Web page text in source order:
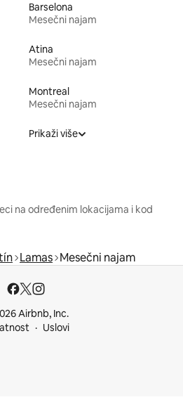
Barselona
Mesečni najam
Atina
Mesečni najam
Montreal
Mesečni najam
Prikaži više
na određenim lokacijama i kod
Lamas Mesečni najam
Airbnb, Inc.
Uslovi